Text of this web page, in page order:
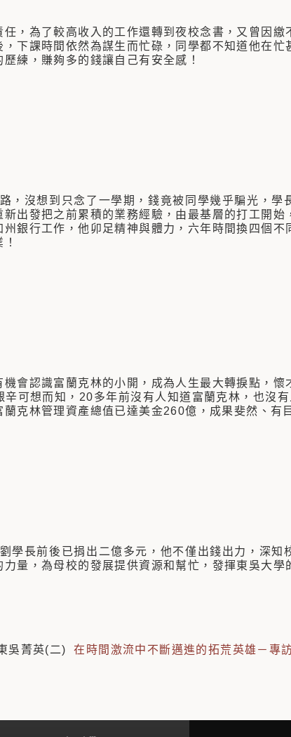
，為了較高收入的工作還轉到夜校念書，又曾因繳
下課時間依然為謀生而忙碌，同學都不知道他在忙
練，賺夠多的錢讓自己有安全感！
，沒想到只念了一學期，錢竟被同學幾乎騙光，學
出發把之前累積的業務經驗，由最基層的打工開始
銀行工作，他卯足精神與體力，六年時間換四個不
會認識富蘭克林的小開，成為人生最大轉捩點，懷
可想而知，20多年前沒有人知道富蘭克林，也沒
克林管理資產總值已達美金260億，成果斐然、有
學長前後已捐出二億多元，他不僅出錢出力，深知
量，為母校的發展提供資源和幫忙，發揮東吳大學
吳菁英(二) 在時間激流中不斷邁進的拓荒英雄－專